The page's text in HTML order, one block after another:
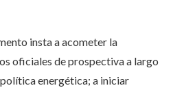
insta a acometer la
oficiales de prospectiva a largo
energética; a iniciar